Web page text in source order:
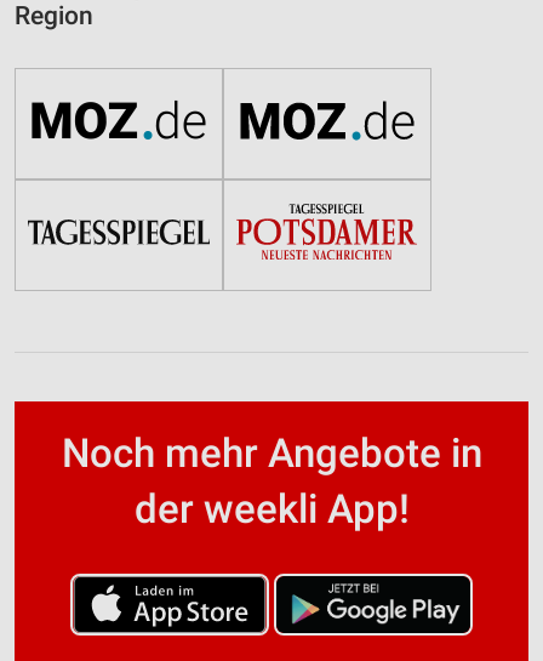
Region
Noch mehr Angebote in
der weekli App!